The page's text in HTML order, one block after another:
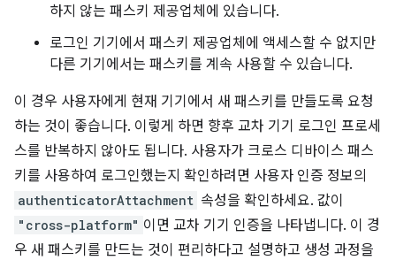
하지 않는 패스키 제공업체에 있습니다.
로그인 기기에서 패스키 제공업체에 액세스할 수 없지만
다른 기기에서는 패스키를 계속 사용할 수 있습니다.
이 경우 사용자에게 현재 기기에서 새 패스키를 만들도록 요청
하는 것이 좋습니다. 이렇게 하면 향후 교차 기기 로그인 프로세
스를 반복하지 않아도 됩니다. 사용자가 크로스 디바이스 패스
키를 사용하여 로그인했는지 확인하려면 사용자 인증 정보의
authenticatorAttachment 속성을 확인하세요. 값이
"cross-platform" 이면 교차 기기 인증을 나타냅니다. 이 경
우 새 패스키를 만드는 것이 편리하다고 설명하고 생성 과정을